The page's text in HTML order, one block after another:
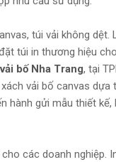
túi vải không dệt.
túi in thương hiệu
bố Nha Trang, tại
vải bố canvas dựa
hành gửi mẫu thiết kế,
các doanh nghiệp.